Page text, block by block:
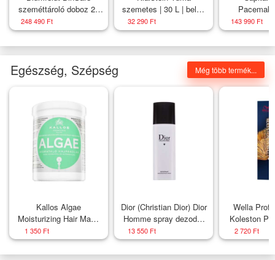
szeméttároló doboz 2x
240 L, időjárásálló,
zárható, horganyzott
acélból
248 490 Ft
szemetes | 30 L | belső
vödör | szagelszívó | álló
lábak | nyomógombos
32 290 Ft
futópad 2,0
3 szintű
143 990 Ft
Egészség, Szépség Még több termék...
Kallos Algae
Moisturizing Hair Mask
tápláló maszk hidratáló
hatású 1000 ml
1 350 Ft
Dior (Christian Dior) Dior
Homme spray dezodor
férfiaknak 150 ml
13 550 Ft
Wella
Koleston
Rich
permanens
2 720 Ft